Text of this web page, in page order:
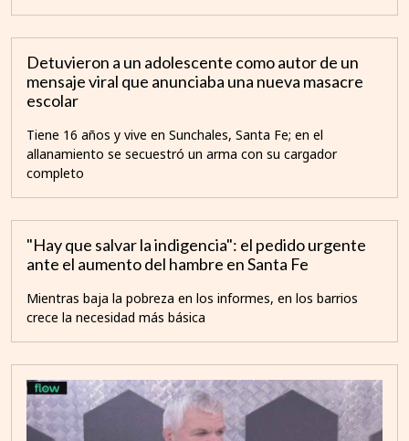
Detuvieron a un adolescente como autor de un
mensaje viral que anunciaba una nueva masacre
escolar
Tiene 16 años y vive en Sunchales, Santa Fe; en el
allanamiento se secuestró un arma con su cargador
completo
"Hay que salvar la indigencia": el pedido urgente
ante el aumento del hambre en Santa Fe
Mientras baja la pobreza en los informes, en los barrios
crece la necesidad más básica